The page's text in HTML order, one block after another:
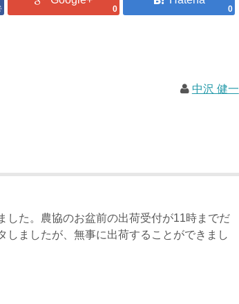
0 0
中沢 健一
した。農協のお盆前の出荷受付が11時までだ
しましたが、無事に出荷することができまし